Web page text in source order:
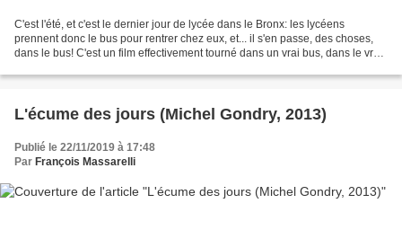
C'est l'été, et c'est le dernier jour de lycée dans le Bronx: les lycéens
prennent donc le bus pour rentrer chez eux, et... il s'en passe, des choses,
dans le bus! C'est un film effectivement tourné dans un vrai bus, dans le vrai
L'écume des jours (Michel Gondry, 2013)
Publié le 22/11/2019 à 17:48
Par François Massarelli